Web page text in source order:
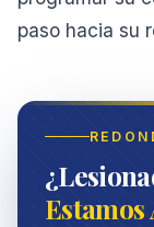
paso hacia su
Estamos